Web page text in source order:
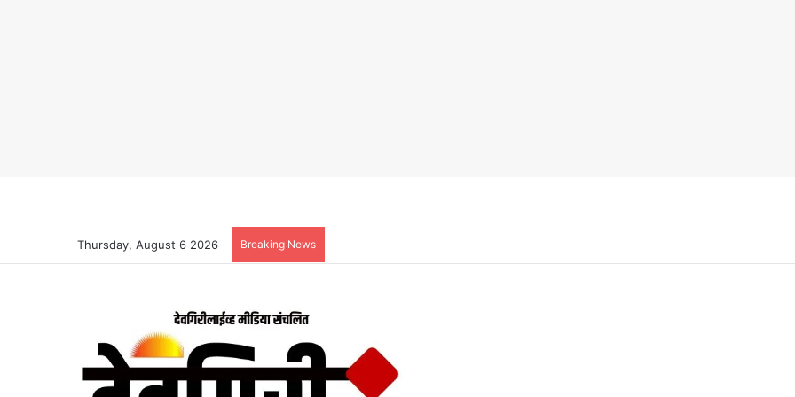
Thursday, August 6 2026 Breaking News